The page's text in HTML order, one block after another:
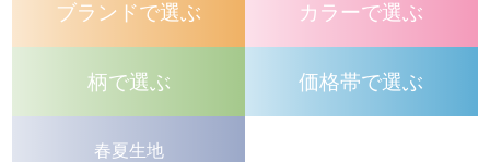
ブランドで選ぶ カラーで選ぶ
柄で選ぶ 価格帯で選ぶ
春夏生地